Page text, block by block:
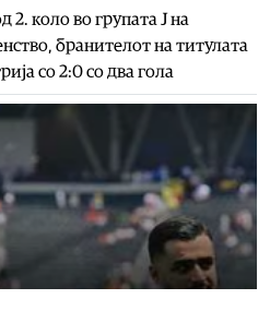
2. коло во групата J на
бранителот на титулата
со 2:0 со два гола